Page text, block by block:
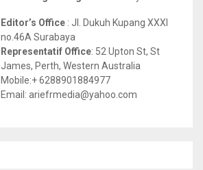
Editor’s Office : Jl. Dukuh Kupang XXXI
no.46A Surabaya
Representatif Office: 52 Upton St, St
James, Perth, Western Australia
Mobile:+ 6288901884977
Email: ariefrmedia@yahoo.com